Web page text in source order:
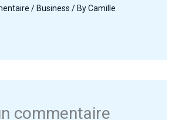
/ Business / ByCamille
commentaire